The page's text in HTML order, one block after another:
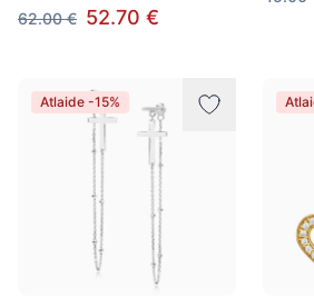
62.00 € 52.70 €
Atlaide -15%